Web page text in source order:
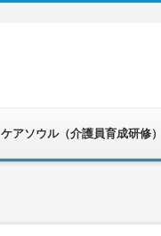
ケアソウル（介護員育成研修）